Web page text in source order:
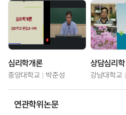
심리학개론
중앙대학교 박준성
상담심리학
강남대학교
연관학위논문